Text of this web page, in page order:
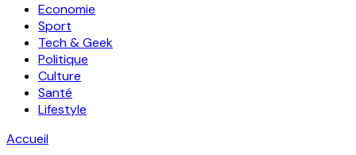
Economie
Sport
Tech & Geek
Politique
Culture
Santé
Lifestyle
Accueil